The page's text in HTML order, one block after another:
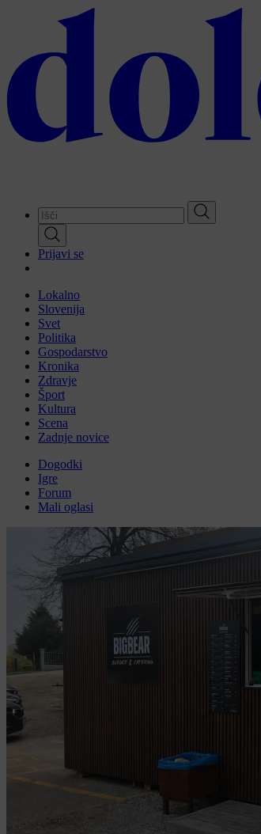
content
Prijavi se
Lokalno
Slovenija
Svet
Politika
Gospodarstvo
Kronika
Zdravje
Šport
Kultura
Scena
Zadnje novice
Dogodki
Igre
Forum
Mali oglasi